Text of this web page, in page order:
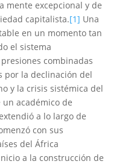
mente excepcional y de
capitalista.[1] Una
en un momento tan
el sistema
combinadas
por la declinación del
y la crisis sistémica del
académico de
a lo largo de
con sus
del África
a la construcción de